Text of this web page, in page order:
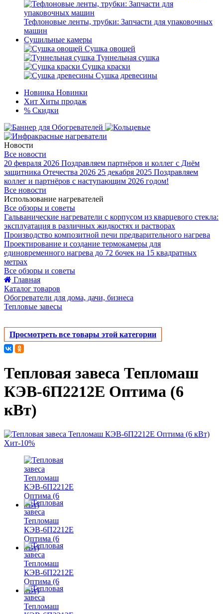
Тефлоновые ленты, трубки: Запчасти для упаковочных
машин
Сушильные камеры
Сушка овощей
Туннельная сушка
Сушка краски
Сушка древесины
Новинка Новинки
Хит Хиты продаж
% Скидки
Новости
Все новости
20 февраля 2026 Поздравляем партнёров и коллег с Днём
защитника Отечества 2026 25 декабря 2025 Поздравляем
коллег и партнёров с наступающим 2026 годом!
Все новости
Использование нагревателей
Все обзоры и советы
Гальванические нагреватели с корпусом из кварцевого стекла:
эксплуатация в различных жидкостях и растворах
Производство композитной печи предварительного нагрева
Проектирование и создание термокамеры для
единовременного нагрева до 72 бочек на 15 квадратных
метрах
Все обзоры и советы
Главная
Каталог товаров
Обогреватели для дома, дачи, бизнеса
Тепловые завесы
Просмотреть все товары этой категории
Тепловая завеса Тепломаш
КЭВ-6П2212Е Оптима (6
кВт)
Хит-10%